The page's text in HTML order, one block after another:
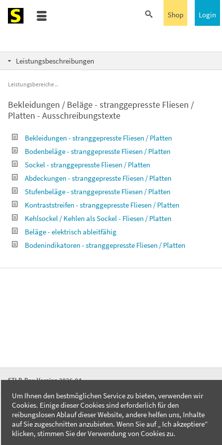
Login
Shop
Leistungsbeschreibungen
Leistungsbereiche
Bekleidungen / Beläge - stranggepresste Fliesen /
Platten - Ausschreibungstexte
Bekleidungen - stranggepresste Fliesen / Platten
Bodenbeläge - stranggepresste Fliesen / Platten
Sockel - stranggepresste Fliesen / Platten
Abdeckungen - stranggepresste Fliesen / Platten
Stufenbeläge - stranggepresste Fliesen / Platten
Kontraststreifen - stranggepresste Fliesen / Platten
Kehlsockel / Kehlen als Sockel - Fliesen / Platten
Beläge - elektrisch ableitfähig
Bodenindikatoren - stranggepresste Fliesen / Platten
STLB-Bau Version 2026-04
FAQ
Kontakt
Datenschutzerklärung
Um Ihnen den bestmöglichen Service zu bieten, verwenden wir
Cookies. Einige dieser Cookies sind erforderlich für den
reibungslosen Ablauf dieser Website, andere helfen uns, Inhalte
auf Sie zugeschnitten anzubieten. Wenn Sie auf „ Ich akzeptiere“
klicken, stimmen Sie der Verwendung von Cookies zu.